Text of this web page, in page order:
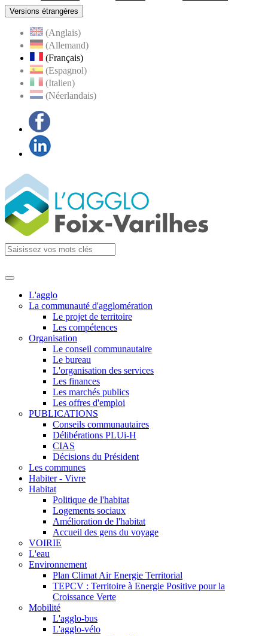
Versions étrangères
(Anglais)
(Allemand)
(Français)
(Espagnol)
(Italien)
(Néerlandais)
Agglo Foix-Varilhes
L'agglo
La communauté d'agglomération
Le projet de territoire
Les compétences
Organisation
Le conseil communautaire
Le bureau
L'organisation des services
Les finances
Les marchés publics
Les offres d'emploi
PUBLICATIONS
Conseils communautaires
Délibérations PLUi-H
CIAS
Décisions du Président
Les communes
Habiter - Vivre
Habitat
Politique de l'habitat
Logements sociaux
Amélioration de l'habitat
Accueil des gens du voyage
VOIRIE
L'eau
Environnement
Plan Climat Air Energie Territorial
TEPCV : Territoire à Energie Positive pour la
Croissance Verte
Mobilité
L'agglo-bus
L'agglo-vélo